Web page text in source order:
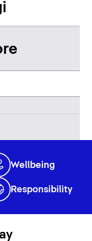
Wellbeing
Responsibility